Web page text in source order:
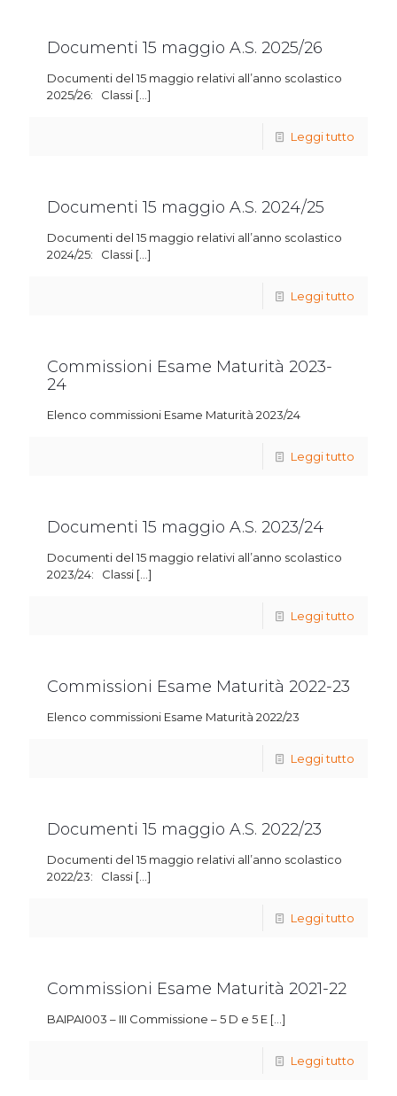
Documenti 15 maggio A.S. 2025/26
Documenti del 15 maggio relativi all’anno scolastico
2025/26: Classi […]
Leggi tutto
Documenti 15 maggio A.S. 2024/25
Documenti del 15 maggio relativi all’anno scolastico
2024/25: Classi […]
Leggi tutto
Commissioni Esame Maturità 2023-
24
Elenco commissioni Esame Maturità 2023/24
Leggi tutto
Documenti 15 maggio A.S. 2023/24
Documenti del 15 maggio relativi all’anno scolastico
2023/24: Classi […]
Leggi tutto
Commissioni Esame Maturità 2022-23
Elenco commissioni Esame Maturità 2022/23
Leggi tutto
Documenti 15 maggio A.S. 2022/23
Documenti del 15 maggio relativi all’anno scolastico
2022/23: Classi […]
Leggi tutto
Commissioni Esame Maturità 2021-22
BAIPAI003 – III Commissione – 5 D e 5 E […]
Leggi tutto